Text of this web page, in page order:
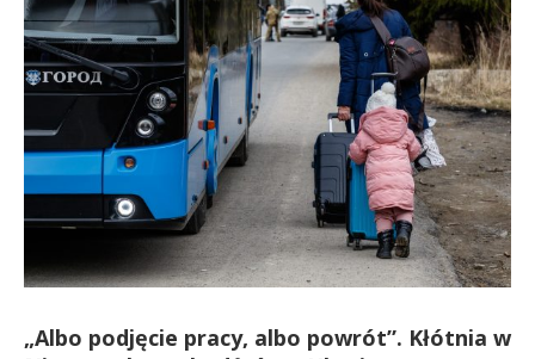
„Albo podjęcie pracy, albo powrót”. Kłótnia w